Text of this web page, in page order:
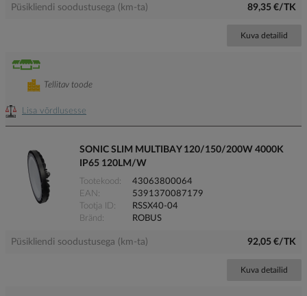
Püsikliendi soodustusega (km-ta) 89,35 €/TK
Kuva detailid
Lisa võrdlusesse
Tellitav toode
SONIC SLIM MULTIBAY 120/150/200W 4000K
IP65 120LM/W
Tootekood
43063800064
EAN
5391370087179
Tootja ID
RSSX40-04
Bränd
ROBUS
Püsikliendi soodustusega (km-ta) 92,05 €/TK
Kuva detailid